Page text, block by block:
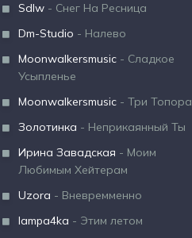
Sdlw - Снег На Ресница
Dm-Studio - Налево
Moonwalkersmusic - Сладкое
Усыпленье
Moonwalkersmusic - Три Топора
Золотинка - Неприкаянный Ты
Ирина Завадская - Моим
Любимым Хейтерам
Uzora - Вневремменно
lampa4ka - Этим летом